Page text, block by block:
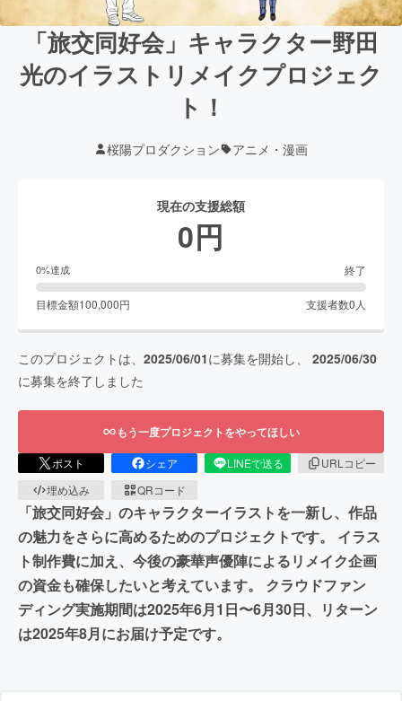
「旅交同好会」キャラクター野田
光のイラストリメイクプロジェク
ト！
桜陽プロダクション アニメ・漫画
現在の支援総額
0円
0%達成 終了
目標金額100,000円 支援者数0 人
このプロジェクトは、 2025/06/01に募集を開始し、 2025/06/30
に募集を終了しました
もう一度プロジェクトをやってほしい
ポスト シェア LINEで送る
URLコピー
埋め込み
QRコード
「旅交同好会」のキャラクターイラストを一新し、作品
の魅力をさらに高めるためのプロジェクトです。 イラス
ト制作費に加え、今後の豪華声優陣によるリメイク企画
の資金も確保したいと考えています。 クラウドファン
ディング実施期間は2025年6月1日〜6月30日、リターン
は2025年8月にお届け予定です。